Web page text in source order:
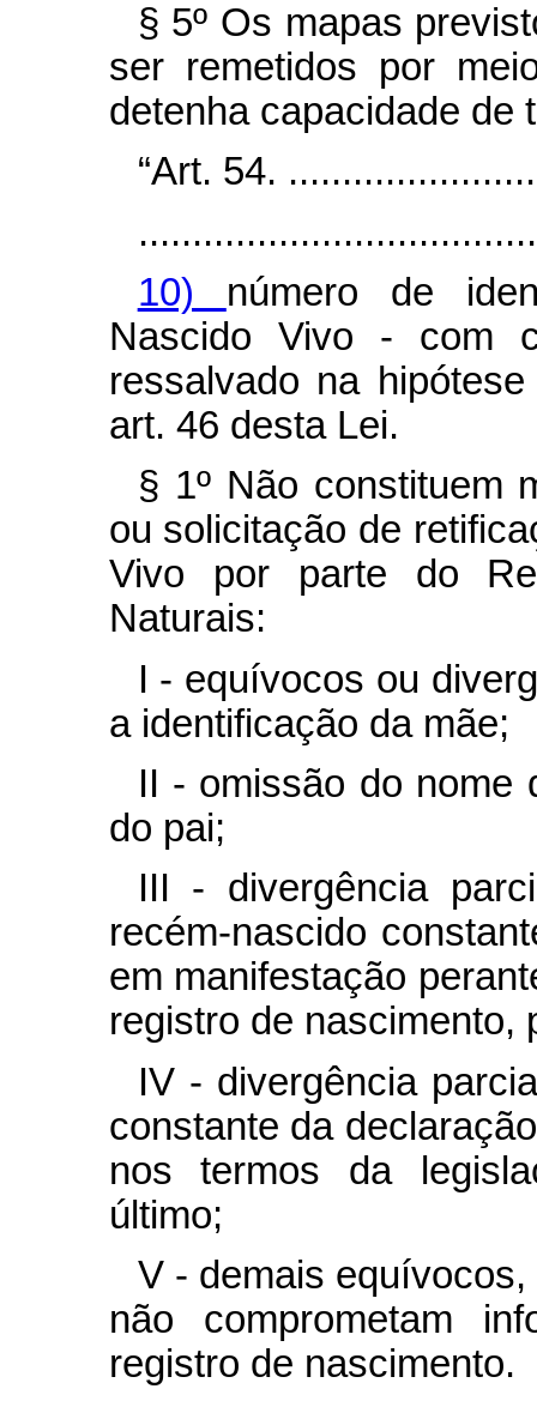
§ 5º Os mapas
ser remetidos por
detenha capacidade de
“Art. 54.
10) número de
Nascido Vivo - com
ressalvado na
art. 46 desta Lei.
§ 1º Não constituem
ou solicitação de
Vivo por parte do
Naturais:
I - equívocos ou
a identificação da mãe;
II - omissão do nome
do pai;
III - divergência
recém-nascido
em manifestação
registro de nascimento,
IV - divergência
constante da
nos termos da
último;
V - demais
não comprometam
registro de nascimento.